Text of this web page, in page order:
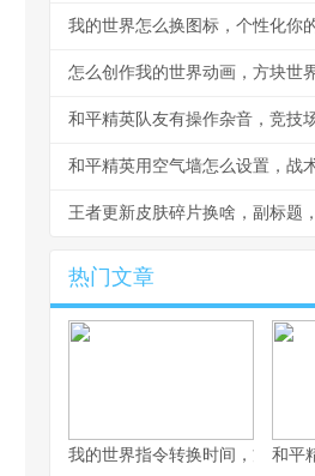
我的世界怎么换图标，个性化你
怎么创作我的世界动画，方块世
和平精英用空气墙怎么设置，战
热门文章
我的世界指令转换时间，方块宇
和平